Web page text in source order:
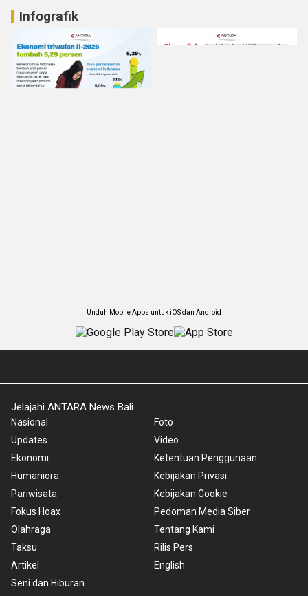
Infografik
Unduh Mobile Apps untuk iOS dan Android
Jelajahi ANTARA News Bali
Nasional
Updates
Ekonomi
Humaniora
Pariwisata
Fokus Hoax
Olahraga
Taksu
Artikel
Seni dan Hiburan
Foto
Video
Ketentuan Penggunaan
Kebijakan Privasi
Kebijakan Cookie
Pedoman Media Siber
Tentang Kami
Rilis Pers
English